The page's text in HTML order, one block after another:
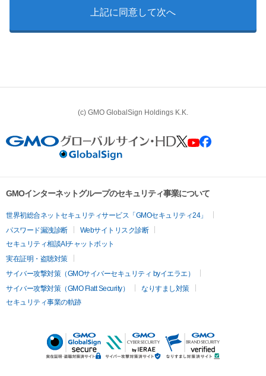
(c) GMO GlobalSign Holdings K.K.
GMOインターネットグループのセキュリティ事業について
世界初総合ネットセキュリティサービス「GMOセキュリティ24」
パスワード漏洩診断
Webサイトリスク診断
セキュリティ相談AIチャットボット
実在証明・盗聴対策
サイバー攻撃対策（GMOサイバーセキュリティ byイエラエ）
サイバー攻撃対策（GMO Flatt Security）
なりすまし対策
セキュリティ事業の軌跡